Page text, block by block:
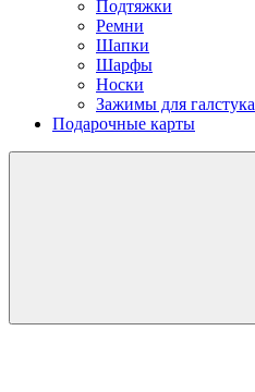
Подтяжки
Ремни
Шапки
Шарфы
Носки
Зажимы для галстука
Подарочные карты